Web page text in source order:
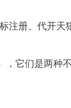
注册、代开天
，它们是两种